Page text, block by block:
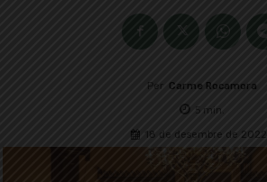
Per Carme Rocamora
5min.
18 de desembre de 2022